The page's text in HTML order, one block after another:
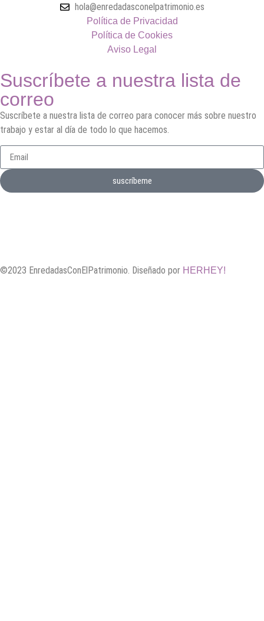
hola@enredadasconelpatrimonio.es
Política de Privacidad
Política de Cookies
Aviso Legal
Suscríbete a nuestra lista de
correo
Suscríbete a nuestra lista de correo para conocer más sobre nuestro
trabajo y estar al día de todo lo que hacemos.
suscríbeme
©2023 EnredadasConElPatrimonio. Diseñado por HERHEY!